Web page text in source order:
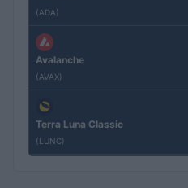
(ADA)
Avalanche
(AVAX)
Terra Luna Classic
(LUNC)